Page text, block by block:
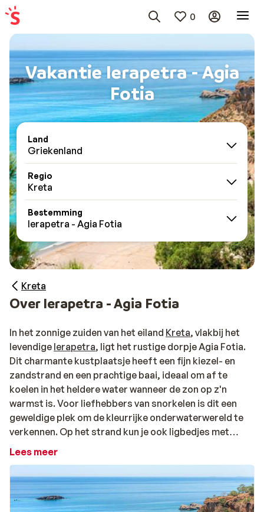
0
Vakantie Ierapetra - Agia
Fotia
Land
Griekenland
Regio
Kreta
Bestemming
Ierapetra - Agia Fotia
Kreta
Over Ierapetra - Agia Fotia
In het zonnige zuiden van het eiland Kreta, vlakbij het
levendige Ierapetra, ligt het rustige dorpje Agia Fotia.
Dit charmante kustplaatsje heeft een fijn kiezel- en
zandstrand en een prachtige baai, ideaal om af te
koelen in het heldere water wanneer de zon op z'n
warmst is. Voor liefhebbers van snorkelen is dit een
geweldige plek om de kleurrijke onderwaterwereld te
verkennen. Op het strand kun je ook ligbedjes met
parasols huren, perfect voor een ontspannen dag. Hier
onbezorgde vakantie aan de zuidkust van Kreta.
Lees meer